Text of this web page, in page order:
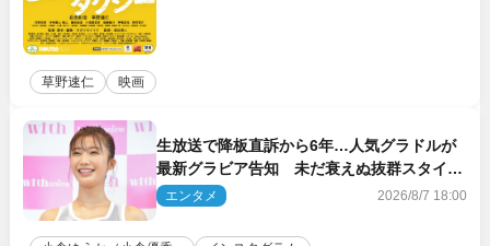
草野速仁 映画
生放送で降板直訴から6年…人気グラドルが
最新グラビア告知 未だ衰えぬ抜群スタイル
に反響
エンタメ 2026/8/7 18:00